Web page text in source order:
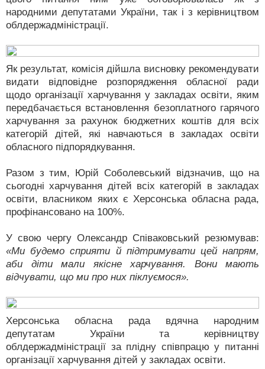
народними депутатами України, так і з керівництвом
облдержадміністрації.
Як результат, комісія дійшла висновку рекомендувати
видати відповідне розпорядження обласної ради
щодо організації харчування у закладах освіти, яким
передбачається встановлення безоплатного гарячого
харчування за рахунок бюджетних коштів для всіх
категорій дітей, які навчаються в закладах освіти
обласного підпорядкування.
Разом з тим, Юрій Соболевський відзначив, що на
сьогодні харчування дітей всіх категорій в закладах
освіти, власником яких є Херсонська обласна рада,
профінансовано на 100%.
У свою чергу Олександр Співаковський резюмував:
«Ми будемо сприяти й підтримувати цей напрям,
аби діти мали якісне харчування. Вони мають
відчувати, що ми про них піклуємося».
Херсонська обласна рада вдячна народним
депутатам України та керівництву
облдержадміністрації за плідну співпрацю у питанні
організації харчування дітей у закладах освіти.